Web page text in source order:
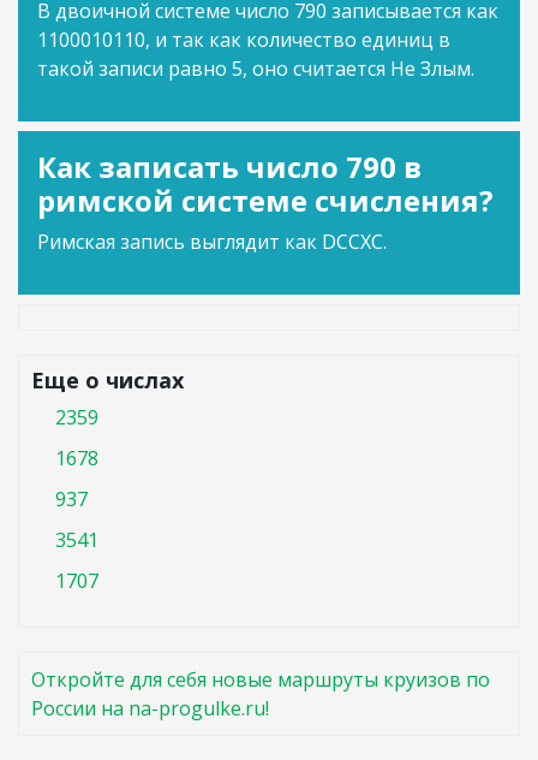
В двоичной системе число 790 записывается как
1100010110, и так как количество единиц в
такой записи равно 5, оно считается Не Злым.
Как записать число 790 в
римской системе счисления?
Римская запись выглядит как DCCXC.
Еще о числах
2359
1678
937
3541
1707
Откройте для себя новые маршруты круизов по
России на na-progulke.ru!